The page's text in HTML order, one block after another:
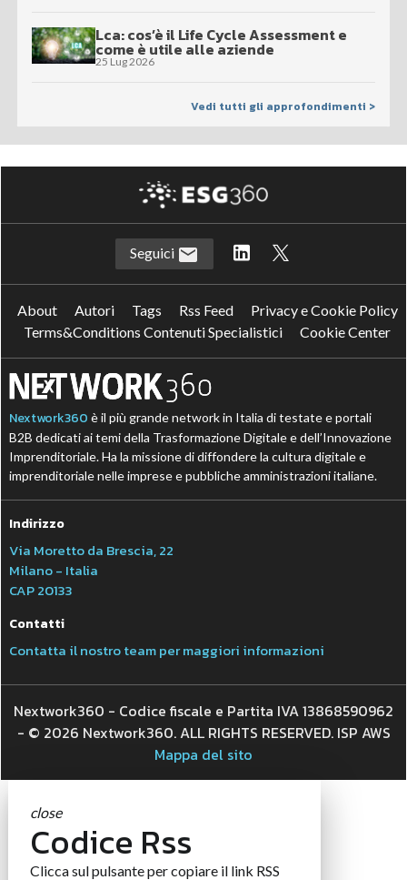
Lca: cos’è il Life Cycle Assessment e
come è utile alle aziende
25 Lug 2026
Vedi tutti gli approfondimenti >
Seguici
About Autori Tags Rss Feed
Privacy e Cookie Policy
Terms&Conditions Contenuti Specialistici
Cookie Center
Nextwork360 è il più grande network in Italia di testate e portali
B2B dedicati ai temi della Trasformazione Digitale e dell’Innovazione
Imprenditoriale. Ha la missione di diffondere la cultura digitale e
imprenditoriale nelle imprese e pubbliche amministrazioni italiane.
Indirizzo
Via Moretto da Brescia, 22
Milano - Italia
CAP 20133
Contatti
Contatta il nostro team per maggiori informazioni
Nextwork360 - Codice fiscale e Partita IVA 13868590962
- © 2026 Nextwork360. ALL RIGHTS RESERVED. ISP AWS
Mappa del sito
close
Codice Rss
Clicca sul pulsante per copiare il link RSS